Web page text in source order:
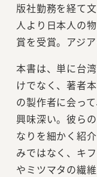
版社勤務を経て
人より日本人の
賞を受賞。アジ
本書は、単に台
けでなく、著者
の製作者に会っ
興味深い。彼ら
なりを細かく紹
みではなく、キ
やミツマタの繊